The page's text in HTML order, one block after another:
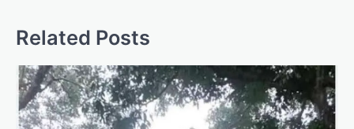
Related Posts